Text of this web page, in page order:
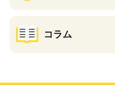
コラム